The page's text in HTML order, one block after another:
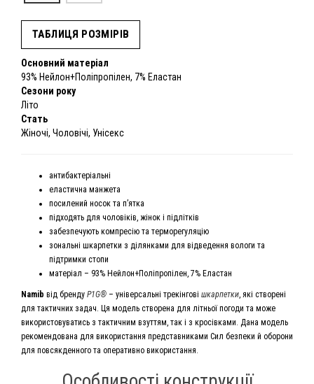
ТАБЛИЦЯ РОЗМІРІВ
Основний матеріал
93% Нейлон+Поліпропілен, 7% Еластан
Сезони року
Літо
Стать
Жіночі, Чоловічі, Унісекс
антибактеріальні
еластична манжета
посилений носок та п’ятка
підходять для чоловіків, жінок і підлітків
забезпечують компресію та терморегуляцію
зональні шкарпетки з ділянками для відведення вологи та
підтримки стопи
матеріал – 93% Нейлон+Поліпропілен, 7% Еластан
Namib від бренду P1G® – універсальні трекінгові шкарпетки, які створені
для тактичних задач. Ця модель створена для літньої погоди та може
використовуватись з тактичним взуттям, так і з кросівками. Дана модель
рекомендована для використання представниками Сил безпеки й оборони
для повсякденного та оперативно використання.